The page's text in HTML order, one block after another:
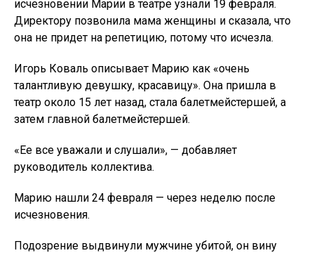
исчезновении Марии в театре узнали 19 февраля.
Директору позвонила мама женщины и сказала, что
она не придет на репетицию, потому что исчезла.
Игорь Коваль описывает Марию как «очень
талантливую девушку, красавицу». Она пришла в
театр около 15 лет назад, стала балетмейстершей, а
затем главной балетмейстершей.
«Ее все уважали и слушали», — добавляет
руководитель коллектива.
Марию нашли 24 февраля — через неделю после
исчезновения.
Подозрение выдвинули мужчине убитой, он вину